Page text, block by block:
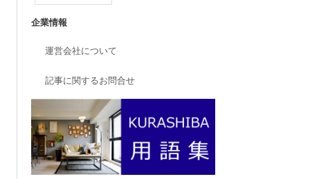
企業情報
運営会社について
記事に関するお問合せ